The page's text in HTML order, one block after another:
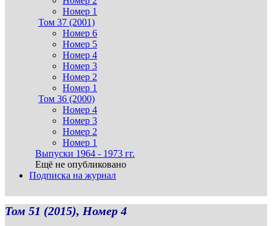
Номер 1
Том 37 (2001)
Номер 6
Номер 5
Номер 4
Номер 3
Номер 2
Номер 1
Том 36 (2000)
Номер 4
Номер 3
Номер 2
Номер 1
Выпуски 1964 - 1973 гг.
Ещё не опубликовано
Подписка на журнал
Том 51 (2015), Номер 4